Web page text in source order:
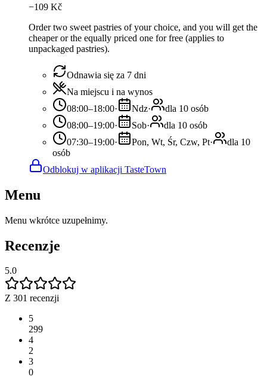
−109 Kč
Order two sweet pastries of your choice, and you will get the
cheaper or the equally priced one for free (applies to
unpackaged pastries).
Odnawia się za 7 dni
Na miejscu i na wynos
08:00–18:00· Ndz·
dla 10 osób
08:00–19:00· Sob·
dla 10 osób
07:30–19:00· Pon, Wt, Śr, Czw, Pt·
dla 10
osób
Odblokuj w aplikacji TasteTown
Menu
Menu wkrótce uzupełnimy.
Recenzje
5.0
Z 301 recenzji
5
299
4
2
3
0